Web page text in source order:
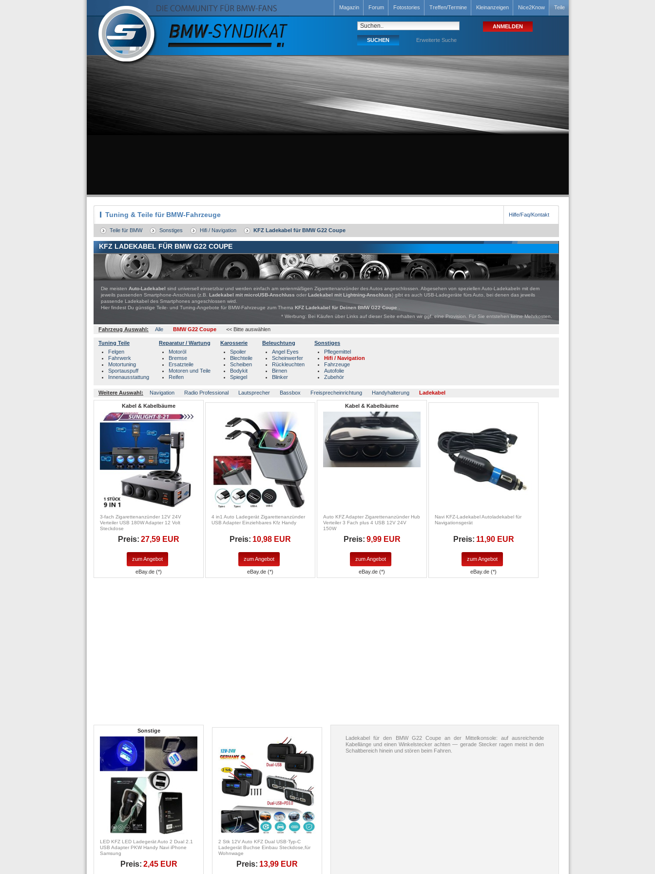
Magazin Forum Fotostories Treffen/Termine Kleinanzeigen Nice2Know Teile
Erweiterte Suche
Tuning & Teile für BMW-Fahrzeuge Hilfe/Faq/Kontakt
Teile für BMW Sonstiges Hifi / Navigation KFZ Ladekabel für BMW G22 Coupe
KFZ LADEKABEL FÜR BMW G22 COUPE
Die meisten Auto-Ladekabel sind universell einsetzbar und werden einfach am serienmäßigen Zigarettenanzünder des Autos angeschlossen. Abgesehen von speziellen Auto-Ladekabeln mit dem
jeweils passenden Smartphone-Anschluss (z.B. Ladekabel mit microUSB-Anschluss oder Ladekabel mit Lightning-Anschluss) gibt es auch USB-Ladegeräte fürs Auto, bei denen das jeweils
passende Ladekabel des Smartphones angeschlossen wird.
Hier findest Du günstige Teile- und Tuning-Angebote für BMW-Fahrzeuge zum Thema KFZ Ladekabel für Deinen BMW G22 Coupe
* Werbung: Bei Käufen über Links auf dieser Seite erhalten wir ggf. eine Provision. Für Sie entstehen keine Mehrkosten.
Fahrzeug Auswahl: Alle BMW G22 Coupe << Bitte auswählen
Tuning Teile
Felgen
Fahrwerk
Motortuning
Sportauspuff
Innenausstattung
Reparatur / Wartung
Motoröl
Bremse
Ersatzteile
Motoren und Teile
Reifen
Karosserie
Spoiler
Blechteile
Scheiben
Bodykit
Spiegel
Beleuchtung
Angel Eyes
Scheinwerfer
Rückleuchten
Birnen
Blinker
Sonstiges
Pflegemittel
Hifi / Navigation
Fahrzeuge
Autofolie
Zubehör
Weitere Auswahl: Navigation Radio Professional Lautsprecher Bassbox Freisprecheinrichtung Handyhalterung Ladekabel
Kabel & Kabelbäume
3-fach Zigarettenanzünder 12V 24V
Verteiler USB 180W Adapter 12 Volt
Steckdose
Preis: 27,59 EUR
zum Angebot
eBay.de (*)
4 in1 Auto Ladegerät Zigarettenanzünder
USB Adapter Einziehbares Kfz Handy
Preis: 10,98 EUR
zum Angebot
eBay.de (*)
Kabel & Kabelbäume
Auto KFZ Adapter Zigarettenanzünder Hub
Verteiler 3 Fach plus 4 USB 12V 24V
150W
Preis: 9,99 EUR
zum Angebot
eBay.de (*)
Navi KFZ-Ladekabel Autoladekabel für
Navigationsgerät
Preis: 11,90 EUR
zum Angebot
eBay.de (*)
Sonstige
LED KFZ LED Ladegerät Auto 2 Dual 2.1
USB Adapter PKW Handy Navi iPhone
Samsung
Preis: 2,45 EUR
2 Stk 12V Auto KFZ Dual USB·Typ-C
Ladegerät Buchse Einbau Steckdose,für
Wohnwage
Preis: 13,99 EUR
Ladekabel für den BMW G22 Coupe an der Mittelkonsole: auf ausreichende
Kabellänge und einen Winkelstecker achten — gerade Stecker ragen meist in den
Schaltbereich hinein und stören beim Fahren.